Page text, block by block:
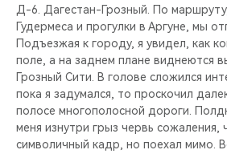
Д-6. Дагестан-Грозный. По
Гудермеса и прогулки в Аргуне, мы
Подъезжая к городу, я увидел, как
поле, а на заднем плане виднеются
Грозный Сити. В голове сложился
пока я задумался, то проскочил
полосе многополосной дороги.
меня изнутри грыз червь сожаления,
символичный кадр, но поехал мимо.